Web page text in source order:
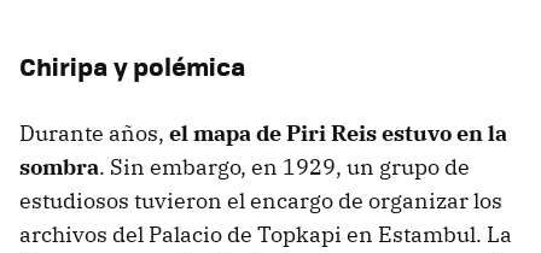
Chiripa y polémica
Durante años, el mapa de Piri Reis estuvo en la
sombra. Sin embargo, en 1929, un grupo de
estudiosos tuvieron el encargo de organizar los
archivos del Palacio de Topkapi en Estambul. La